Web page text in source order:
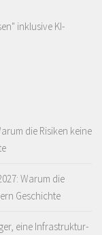
" inklusive KI-
die Risiken keine
Warum die
Geschichte
eine Infrastruktur-